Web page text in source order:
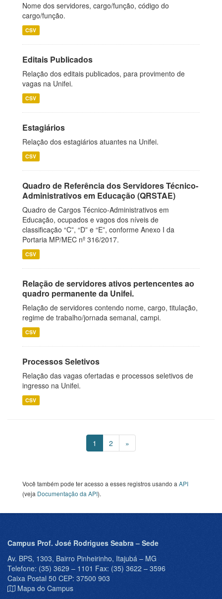
Nome dos servidores, cargo/função, código do
cargo/função.
CSV
Editais Publicados
Relação dos editais publicados, para provimento de
vagas na Unifei.
CSV
Estagiários
Relação dos estagiários atuantes na Unifei.
CSV
Quadro de Referência dos Servidores Técnico-
Administrativos em Educação (QRSTAE)
Quadro de Cargos Técnico-Administrativos em
Educação, ocupados e vagos dos níveis de
classificação “C”, “D” e “E”, conforme Anexo I da
Portaria MP/MEC nº 316/2017.
CSV
Relação de servidores ativos pertencentes ao
quadro permanente da Unifei.
Relação de servidores contendo nome, cargo, titulação,
regime de trabalho/jornada semanal, campi.
CSV
Processos Seletivos
Relação das vagas ofertadas e processos seletivos de
ingresso na Unifei.
CSV
1 2 »
Você também pode ter acesso a esses registros usando a API
(veja Documentação da API).
Campus Prof. José Rodrigues Seabra – Sede
Av. BPS, 1303, Bairro Pinheirinho, Itajubá – MG
Telefone: (35) 3629 – 1101 Fax: (35) 3622 – 3596
Caixa Postal 50 CEP: 37500 903
Mapa do Campus